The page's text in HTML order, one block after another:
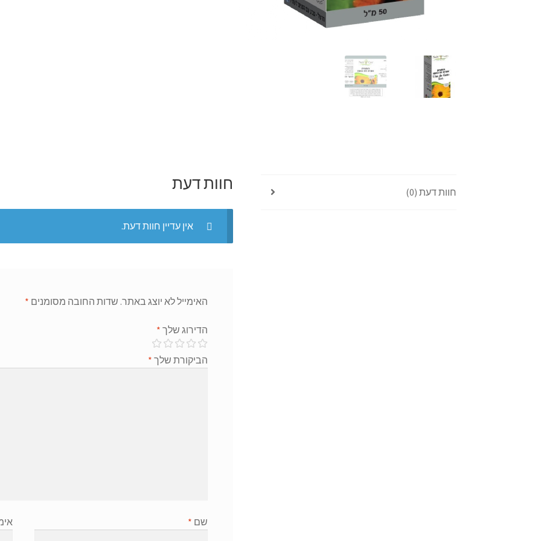
חוות דעת (0) חוות דעת
אין עדיין חוות דעת.
האימייל לא יוצג באתר. שדות החובה מסומנים *
הדירוג שלך *
הביקורת שלך *
שם *